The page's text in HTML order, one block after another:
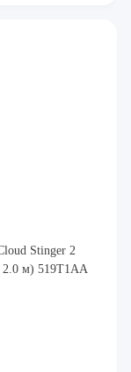
Stinger 2
2.0 м) 519T1AA